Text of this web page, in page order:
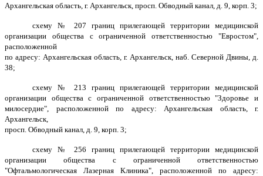
Архангельская область, г. Архангельск, просп. Обводный канал, д. 9, корп. 3;
схему № 207 границ прилегающей территории медицинской
организации общества с ограниченной ответственностью "Евростом",
расположенной
по адресу: Архангельская область, г. Архангельск, наб. Северной Двины, д.
38;
схему № 213 границ прилегающей территории медицинской
организации общества с ограниченной ответственностью "Здоровье и
милосердие", расположенной по адресу: Архангельская область, г.
Архангельск,
просп. Обводный канал, д. 9, корп. 3;
схему № 256 границ прилегающей территории медицинской
организации общества с ограниченной ответственностью
"Офтальмологическая Лазерная Клиника", расположенной по адресу: